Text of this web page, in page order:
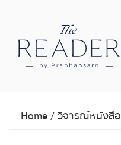
Home/วิจารณ์หนังสือ